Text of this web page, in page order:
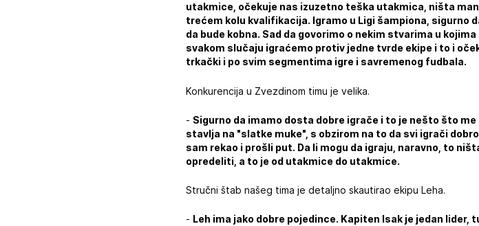
utakmice, očekuje nas izuzetno teška utakmica, ništa
trećem kolu kvalifikacija. Igramo u Ligi šampiona, sigurno
da bude kobna. Sad da govorimo o nekim stvarima u
svakom slučaju igraćemo protiv jedne tvrde ekipe i to i
trkački i po svim segmentima igre i savremenog fudbala.
Konkurencija u Zvezdinom timu je velika.
- Sigurno da imamo dosta dobre igrače i to je nešto što
stavlja na "slatke muke", s obzirom na to da svi igrači
sam rekao i prošli put. Da li mogu da igraju, naravno, to
opredeliti, a to je od utakmice do utakmice.
Stručni štab našeg tima je detaljno skautirao ekipu Leha.
- Leh ima jako dobre pojedince. Kapiten Isak je jedan